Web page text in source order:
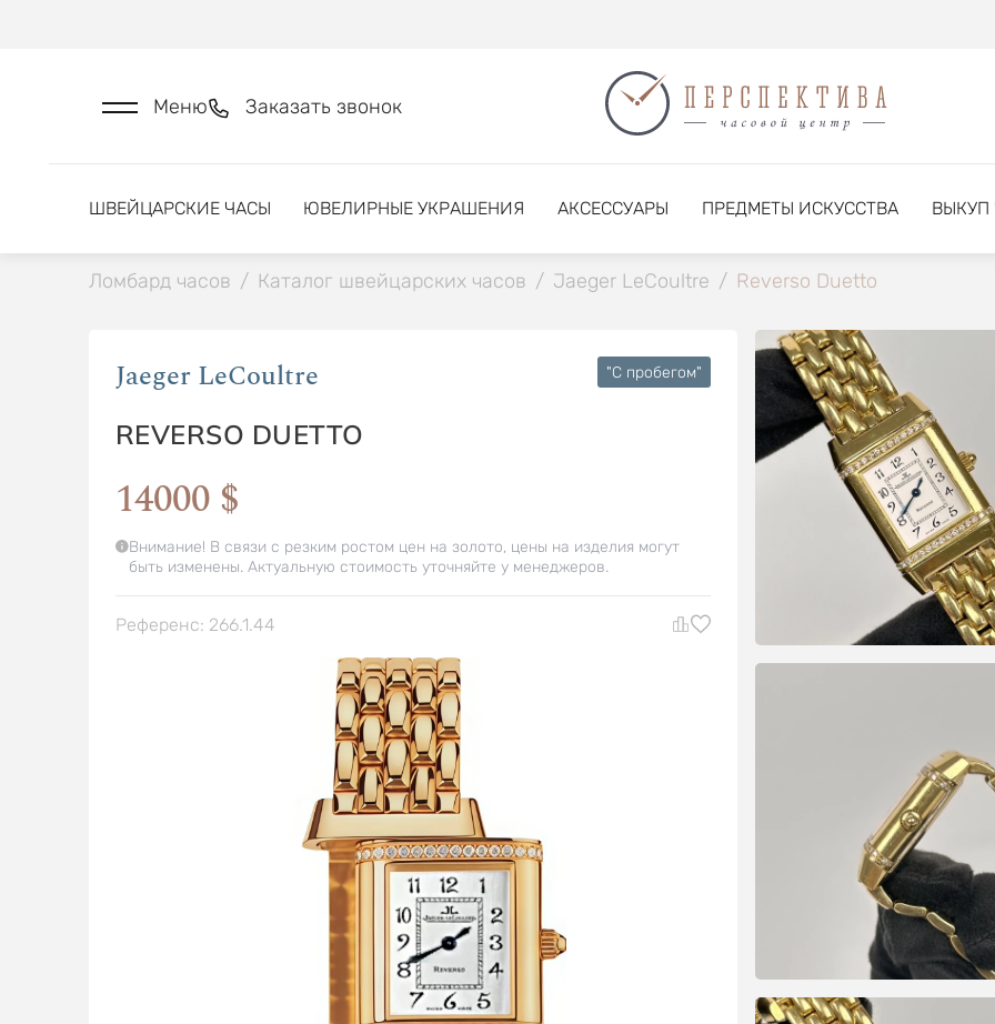
Меню Заказать звонок
ШВЕЙЦАРСКИЕ ЧАСЫ ЮВЕЛИРНЫЕ УКРАШЕНИЯ АКСЕССУАРЫ ПРЕДМЕТЫ ИСКУССТВА ВЫКУП
Ломбард часов / Каталог швейцарских часов / Jaeger LeCoultre / Reverso Duetto
Jaeger LeCoultre "C пробегом"
REVERSO DUETTO
14000 $
Внимание! В связи с резким ростом цен на золото, цены на изделия могут
быть изменены. Актуальную стоимость уточняйте у менеджеров.
Референс: 266.1.44